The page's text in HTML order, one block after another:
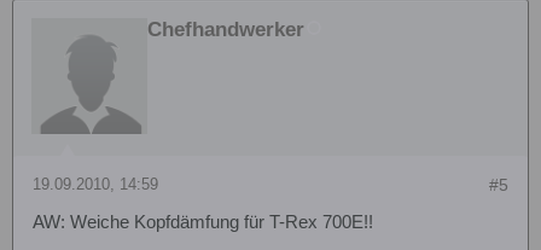
Chefhandwerker
#5
19.09.2010, 14:59
AW: Weiche Kopfdämfung für T-Rex 700E!!